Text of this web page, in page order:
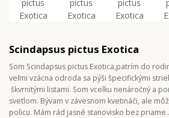
Scindapsus pictus Exotica
Som Scindapsus pictus Exotica,patrím do
veľmi vzácna odroda sa pýši špecifickými
škvrnitými listami. Som vcelku nenáročný a
svetlom. Bývam v závesnom kvetináči, ale
policu. Mám rád jasné stanovisko bez